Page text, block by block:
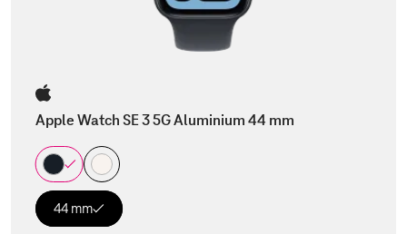
Apple Watch SE 3 5G Aluminium 44 mm
44 mm